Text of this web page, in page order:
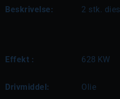
Beskrivelse: 2 stk.
Effekt : 628 KW
Drivmiddel: Olie